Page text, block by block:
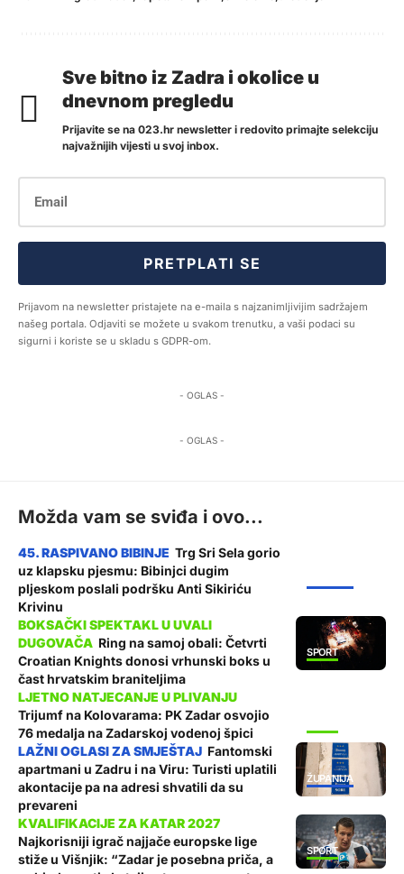
Sve bitno iz Zadra i okolice u
dnevnom pregledu
Prijavite se na 023.hr newsletter i redovito primajte selekciju
najvažnijih vijesti u svoj inbox.
PRETPLATI SE
Prijavom na newsletter pristajete na e-maila s najzanimljivijim sadržajem
našeg portala. Odjaviti se možete u svakom trenutku, a vaši podaci su
sigurni i koriste se u skladu s GDPR-om.
- OGLAS -
- OGLAS -
Možda vam se sviđa i ovo...
Trg Sri Sela gorio
uz klapsku pjesmu: Bibinjci dugim
pljeskom poslali podršku Anti Sikiriću
Krivinu
SPORT
Ring na samoj obali: Četvrti
Croatian Knights donosi vrhunski boks u
čast hrvatskim braniteljima
Trijumf na Kolovarama: PK Zadar osvojio
76 medalja na Zadarskoj vodenoj špici
ŽUPANIJA
Fantomski
apartmani u Zadru i na Viru: Turisti uplatili
akontacije pa na adresi shvatili da su
prevareni
SPORT
Najkorisniji igrač najjače europske lige
stiže u Višnjik: “Zadar je posebna priča, a